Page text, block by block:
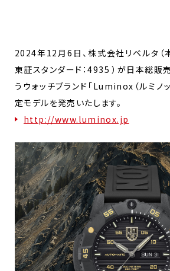
2024年12月6日、株式会社リベルタ（
東証スタンダード：4935 ）が日本総販
うウォッチブランド「Luminox（ルミノ
定モデルを発売いたします。
http://www.luminox.jp